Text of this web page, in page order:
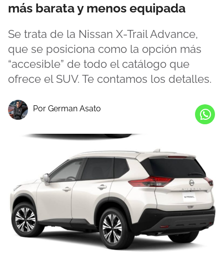
más barata y menos equipada
Se trata de la Nissan X-Trail Advance,
que se posiciona como la opción más
“accesible” de todo el catálogo que
ofrece el SUV. Te contamos los detalles.
Por German Asato